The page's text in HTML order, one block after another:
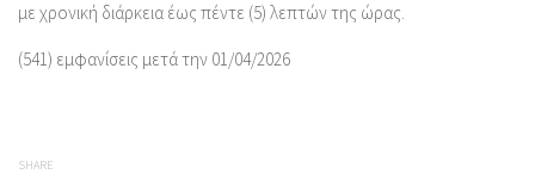
με χρονική διάρκεια έως πέντε (5) λεπτών της ώρας.
(541) εμφανίσεις μετά την 01/04/2026
SHARE